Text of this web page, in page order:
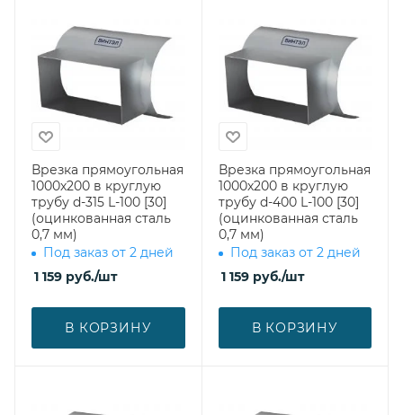
Врезка прямоугольная
1000х200 в круглую
трубу d-315 L-100 [30]
(оцинкованная сталь
0,7 мм)
Под заказ от 2 дней
1 159 руб./шт
В КОРЗИНУ
Врезка прямоугольная
1000х200 в круглую
трубу d-400 L-100 [30]
(оцинкованная сталь
0,7 мм)
Под заказ от 2 дней
1 159руб./шт
В КОРЗИНУ